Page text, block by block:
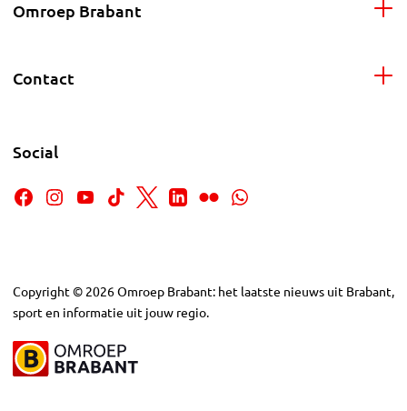
Omroep Brabant
Contact
Social
Copyright © 2026Omroep Brabant: het laatste nieuws uit Brabant,
sport en informatie uit jouw regio.